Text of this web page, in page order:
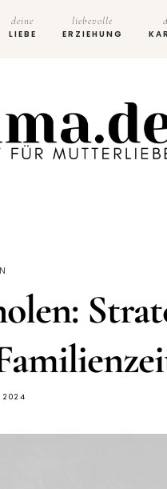
deine
LIEBE
liebevolle
ERZIEHUNG
2024